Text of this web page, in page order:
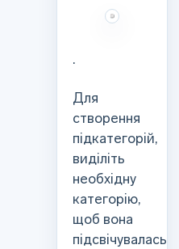
.
Для
створення
підкатегорій,
виділіть
необхідну
категорію,
щоб вона
підсвічувалась